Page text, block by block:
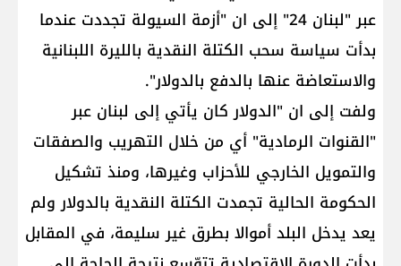
عبر "لبنان 24" إلى ان "أزمة السيولة تجددت عندما
بدأت سياسة سحب الكتلة النقدية بالليرة اللبنانية
والاستعاضة عنها بالدفع بالدولار".
ولفت إلى ان "الدولار كان يأتي إلى لبنان عبر
"القنوات الرمادية" أي من خلال التهريب والصفقات
والتمويل الخارجي للأحزاب وغيرها، ومنذ تشكيل
الحكومة الحالية تجمدت الكتلة النقدية بالدولار ولم
يعد يدخل البلد أموالا بطرق غير سليمة، في المقابل